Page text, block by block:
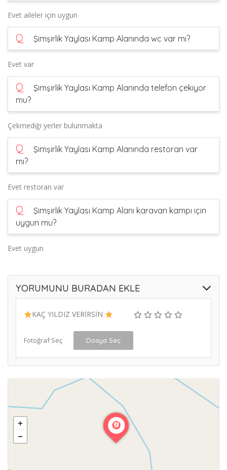
Evet aileler için uygun
Q Şimşirlik Yaylası Kamp Alanında wc var mı?
Evet var
Q
Şimşirlik Yaylası Kamp Alanında telefon çekiyor
mu?
Çekmediği yerler bulunmakta
Q
Şimşirlik Yaylası Kamp Alanında restoran var
mı?
Evet restoran var
Q
Şimşirlik Yaylası Kamp Alanı karavan kampı için
uygun mu?
Evet uygun
YORUMUNU BURADAN EKLE
KAÇ YILDIZ VERİRSİN
Fotoğraf Seç Dosya Seç